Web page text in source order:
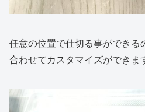
任意の位置で仕切る事ができる
合わせてカスタマイズができま